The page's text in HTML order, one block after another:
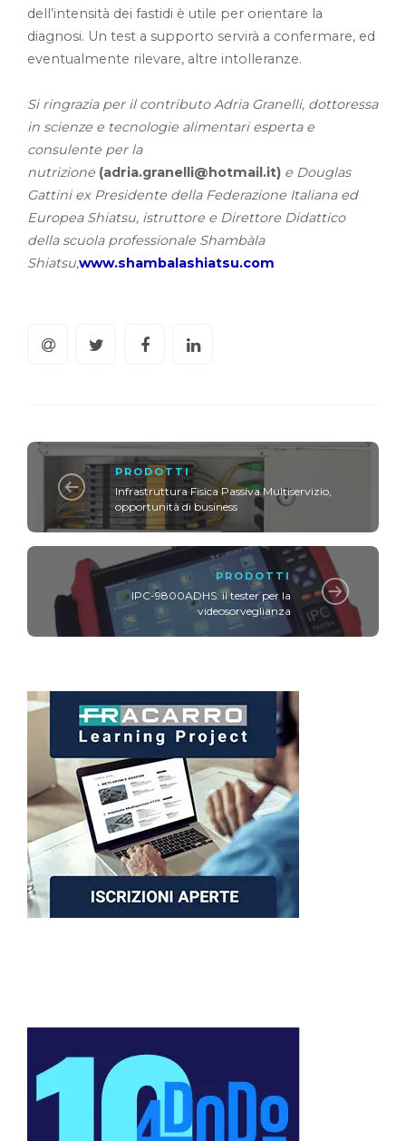
dell’intensità dei fastidi è utile per orientare la
diagnosi. Un test a supporto servirà a confermare, ed
eventualmente rilevare, altre intolleranze.
Si ringrazia per il contributo Adria Granelli, dottoressa
in scienze e tecnologie alimentari esperta e
consulente per la
nutrizione (adria.granelli@hotmail.it) e Douglas
Gattini ex Presidente della Federazione Italiana ed
Europea Shiatsu, istruttore e Direttore Didattico
della scuola professionale Shambàla
Shiatsu,www.shambalashiatsu.com
PRODOTTI
Infrastruttura Fisica Passiva Multiservizio,
opportunità di business
PRODOTTI
IPC-9800ADHS: il tester per la
videosorveglianza